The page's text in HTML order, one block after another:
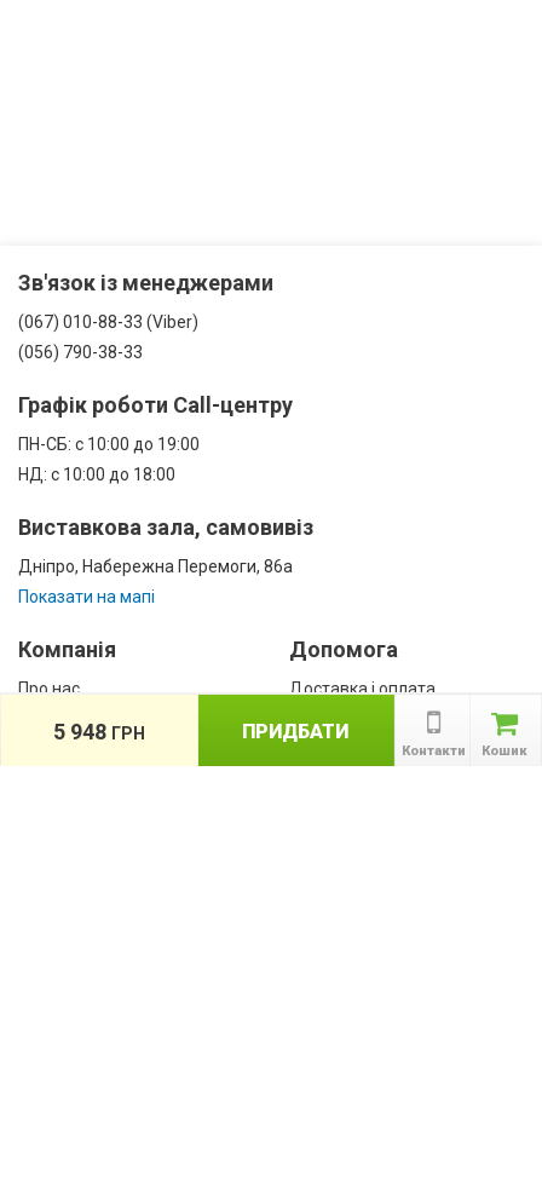
Зв'язок із менеджерами
(067) 010-88-33 (Viber)
(056) 790-38-33
Графік роботи Call-центру
ПН-СБ: с 10:00 до 19:00
НД: с 10:00 до 18:00
Виставкова зала, самовивіз
Дніпро, Набережна Перемоги, 86а
Показати на мапі
Компанія
Про нас
Допомога
Доставка і оплата
Кошик
Контакти
ПРИДБАТИ
5 948 ГРН